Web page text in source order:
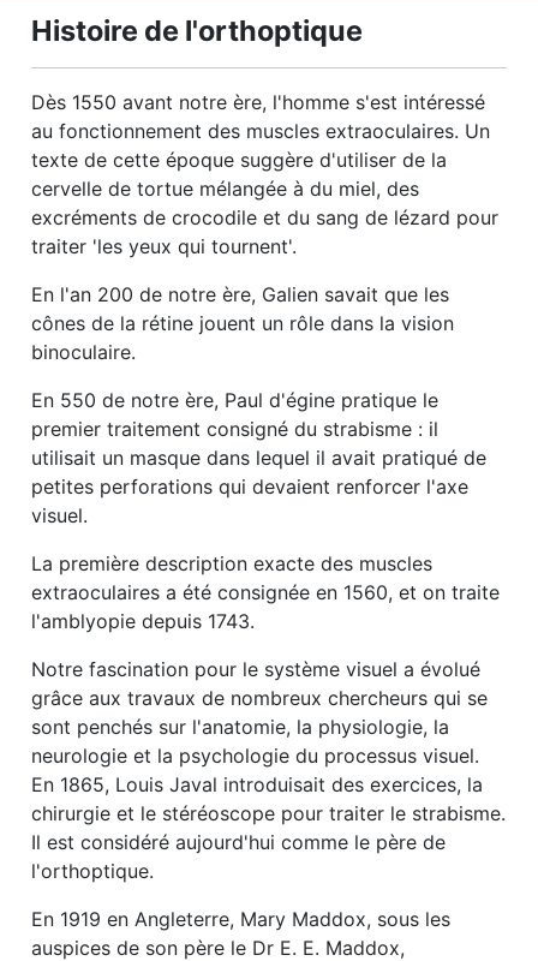
Histoire de l'orthoptique
Dès 1550 avant notre ère, l'homme s'est intéressé
au fonctionnement des muscles extraoculaires. Un
texte de cette époque suggère d'utiliser de la
cervelle de tortue mélangée à du miel, des
excréments de crocodile et du sang de lézard pour
traiter 'les yeux qui tournent'.
En l'an 200 de notre ère, Galien savait que les
cônes de la rétine jouent un rôle dans la vision
binoculaire.
En 550 de notre ère, Paul d'égine pratique le
premier traitement consigné du strabisme : il
utilisait un masque dans lequel il avait pratiqué de
petites perforations qui devaient renforcer l'axe
visuel.
La première description exacte des muscles
extraoculaires a été consignée en 1560, et on traite
l'amblyopie depuis 1743.
Notre fascination pour le système visuel a évolué
grâce aux travaux de nombreux chercheurs qui se
sont penchés sur l'anatomie, la physiologie, la
neurologie et la psychologie du processus visuel.
En 1865, Louis Javal introduisait des exercices, la
chirurgie et le stéréoscope pour traiter le strabisme.
Il est considéré aujourd'hui comme le père de
l'orthoptique.
En 1919 en Angleterre, Mary Maddox, sous les
auspices de son père le Dr E. E. Maddox,